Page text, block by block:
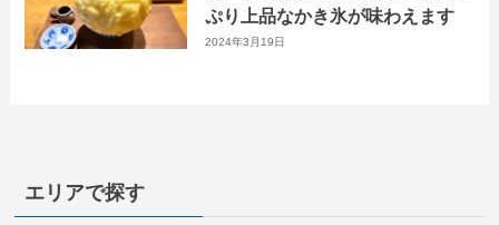
ぷり上品なかき氷が味わえます
2024年3月19日
エリアで探す